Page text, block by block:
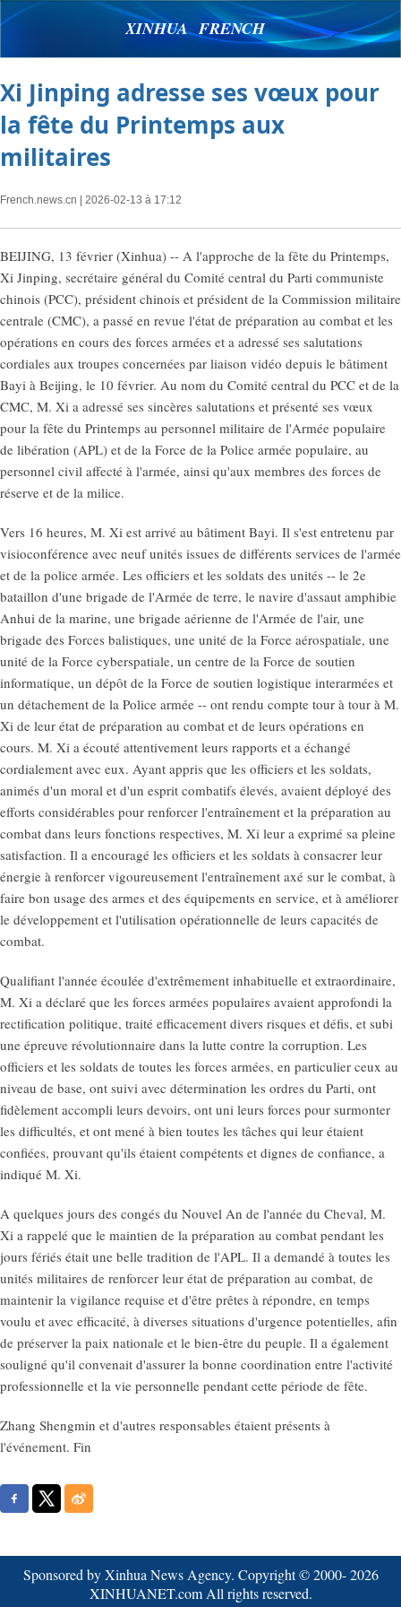
XINHUA FRENCH
Xi Jinping adresse ses vœux pour
la fête du Printemps aux
militaires
French.news.cn | 2026-02-13 à 17:12
BEIJING, 13 février (Xinhua) -- A l'approche de la fête du Printemps,
Xi Jinping, secrétaire général du Comité central du Parti communiste
chinois (PCC), président chinois et président de la Commission militaire
centrale (CMC), a passé en revue l'état de préparation au combat et les
opérations en cours des forces armées et a adressé ses salutations
cordiales aux troupes concernées par liaison vidéo depuis le bâtiment
Bayi à Beijing, le 10 février. Au nom du Comité central du PCC et de la
CMC, M. Xi a adressé ses sincères salutations et présenté ses vœux
pour la fête du Printemps au personnel militaire de l'Armée populaire
de libération (APL) et de la Force de la Police armée populaire, au
personnel civil affecté à l'armée, ainsi qu'aux membres des forces de
réserve et de la milice.
Vers 16 heures, M. Xi est arrivé au bâtiment Bayi. Il s'est entretenu par
visioconférence avec neuf unités issues de différents services de l'armée
et de la police armée. Les officiers et les soldats des unités -- le 2e
bataillon d'une brigade de l'Armée de terre, le navire d'assaut amphibie
Anhui de la marine, une brigade aérienne de l'Armée de l'air, une
brigade des Forces balistiques, une unité de la Force aérospatiale, une
unité de la Force cyberspatiale, un centre de la Force de soutien
informatique, un dépôt de la Force de soutien logistique interarmées et
un détachement de la Police armée -- ont rendu compte tour à tour à M.
Xi de leur état de préparation au combat et de leurs opérations en
cours. M. Xi a écouté attentivement leurs rapports et a échangé
cordialement avec eux. Ayant appris que les officiers et les soldats,
animés d'un moral et d'un esprit combatifs élevés, avaient déployé des
efforts considérables pour renforcer l'entraînement et la préparation au
combat dans leurs fonctions respectives, M. Xi leur a exprimé sa pleine
satisfaction. Il a encouragé les officiers et les soldats à consacrer leur
énergie à renforcer vigoureusement l'entraînement axé sur le combat, à
faire bon usage des armes et des équipements en service, et à améliorer
le développement et l'utilisation opérationnelle de leurs capacités de
combat.
Qualifiant l'année écoulée d'extrêmement inhabituelle et extraordinaire,
M. Xi a déclaré que les forces armées populaires avaient approfondi la
rectification politique, traité efficacement divers risques et défis, et subi
une épreuve révolutionnaire dans la lutte contre la corruption. Les
officiers et les soldats de toutes les forces armées, en particulier ceux au
niveau de base, ont suivi avec détermination les ordres du Parti, ont
fidèlement accompli leurs devoirs, ont uni leurs forces pour surmonter
les difficultés, et ont mené à bien toutes les tâches qui leur étaient
confiées, prouvant qu'ils étaient compétents et dignes de confiance, a
indiqué M. Xi.
A quelques jours des congés du Nouvel An de l'année du Cheval, M.
Xi a rappelé que le maintien de la préparation au combat pendant les
jours fériés était une belle tradition de l'APL. Il a demandé à toutes les
unités militaires de renforcer leur état de préparation au combat, de
maintenir la vigilance requise et d'être prêtes à répondre, en temps
voulu et avec efficacité, à diverses situations d'urgence potentielles, afin
de préserver la paix nationale et le bien-être du peuple. Il a également
souligné qu'il convenait d'assurer la bonne coordination entre l'activité
professionnelle et la vie personnelle pendant cette période de fête.
Zhang Shengmin et d'autres responsables étaient présents à
l'événement. Fin
Sponsored by Xinhua News Agency. Copyright © 2000-2026
XINHUANET.com All rights reserved.